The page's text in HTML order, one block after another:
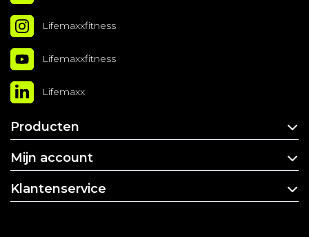
Lifemaxxfitness
Lifemaxxfitness
Lifemaxx
Producten
Mijn account
Klantenservice